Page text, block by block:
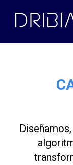
content